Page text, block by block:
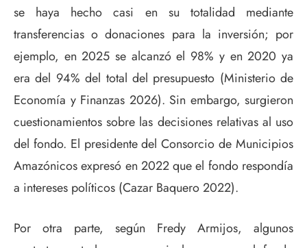
se haya hecho casi en su totalidad mediante
transferencias o donaciones para la inversión; por
ejemplo, en 2025 se alcanzó el 98% y en 2020 ya
era del 94% del total del presupuesto (Ministerio de
Economía y Finanzas 2026). Sin embargo, surgieron
cuestionamientos sobre las decisiones relativas al uso
del fondo. El presidente del Consorcio de Municipios
Amazónicos expresó en 2022 que el fondo respondía
a intereses políticos (Cazar Baquero 2022).
Por otra parte, según Fredy Armijos, algunos